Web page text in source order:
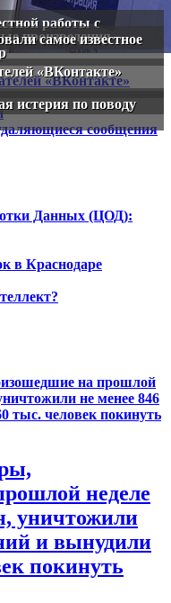
работы с
произведения
самое известное
«ВКонтакте»
истерия по поводу
Данных (ЦОД):
в Краснодаре
неделе
уничтожили
и вынудили
покинуть